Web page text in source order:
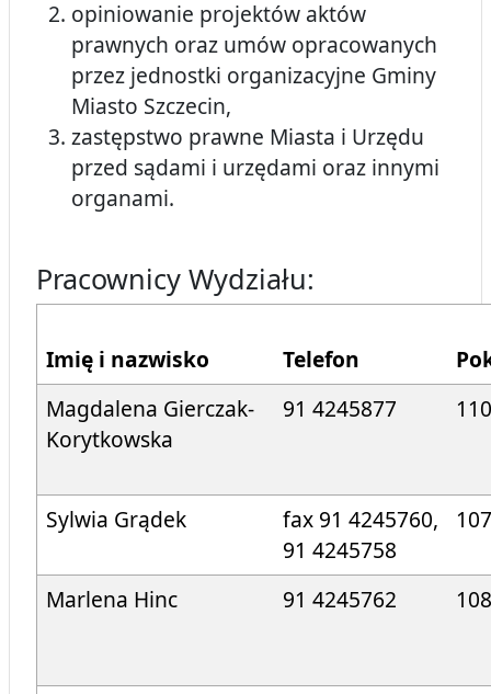
opiniowanie projektów aktów
prawnych oraz umów opracowanych
przez jednostki organizacyjne Gminy
Miasto Szczecin,
zastępstwo prawne Miasta i Urzędu
przed sądami i urzędami oraz innymi
organami.
Pracownicy Wydziału:
Imię i nazwisko Telefon
Magdalena Gierczak-
Korytkowska
91 4245877 110
Sylwia Grądek
fax 91 4245760,
91 4245758
107
Marlena Hinc 91 4245762 108